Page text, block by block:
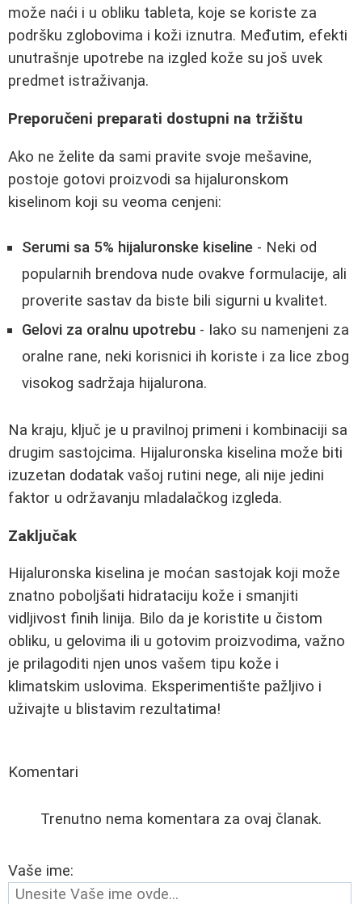
može naći i u obliku tableta, koje se koriste za
podršku zglobovima i koži iznutra. Međutim, efekti
unutrašnje upotrebe na izgled kože su još uvek
predmet istraživanja.
Preporučeni preparati dostupni na tržištu
Ako ne želite da sami pravite svoje mešavine,
postoje gotovi proizvodi sa hijaluronskom
kiselinom koji su veoma cenjeni:
Serumi sa 5% hijaluronske kiseline - Neki od
popularnih brendova nude ovakve formulacije, ali
proverite sastav da biste bili sigurni u kvalitet.
Gelovi za oralnu upotrebu - Iako su namenjeni za
oralne rane, neki korisnici ih koriste i za lice zbog
visokog sadržaja hijalurona.
Na kraju, ključ je u pravilnoj primeni i kombinaciji sa
drugim sastojcima. Hijaluronska kiselina može biti
izuzetan dodatak vašoj rutini nege, ali nije jedini
faktor u održavanju mladalačkog izgleda.
Zaključak
Hijaluronska kiselina je moćan sastojak koji može
znatno poboljšati hidrataciju kože i smanjiti
vidljivost finih linija. Bilo da je koristite u čistom
obliku, u gelovima ili u gotovim proizvodima, važno
je prilagoditi njen unos vašem tipu kože i
klimatskim uslovima. Eksperimentište pažljivo i
uživajte u blistavim rezultatima!
Komentari
Trenutno nema komentara za ovaj članak.
Vaše ime: